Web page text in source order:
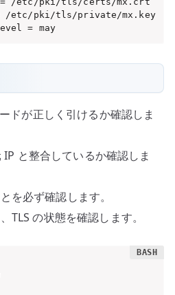
/etc/pki/tls/private/mx.key
= may
ドが正しく引けるか確認しま
と整合しているか確認しま
を必ず確認します。
TLS の状態を確認します。